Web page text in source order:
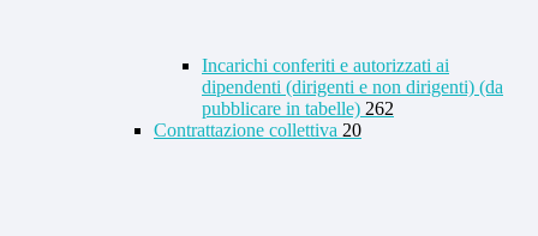
Incarichi conferiti e autorizzati ai
dipendenti (dirigenti e non dirigenti) (da
pubblicare in tabelle) 262
Contrattazione collettiva 20